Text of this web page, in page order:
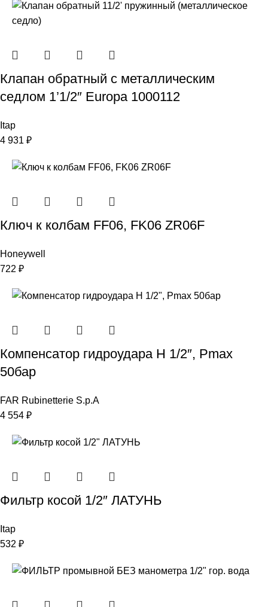
Клапан обратный с металлическим
седлом 1’1/2″ Europa 1000112
Itap
4 931 ₽
Ключ к колбам FF06, FK06 ZR06F
Honeywell
722 ₽
Компенсатор гидроудара Н 1/2″, Рmax
50бар
FAR Rubinetterie S.p.A
4 554 ₽
Фильтр косой 1/2″ ЛАТУНЬ
Itap
532 ₽